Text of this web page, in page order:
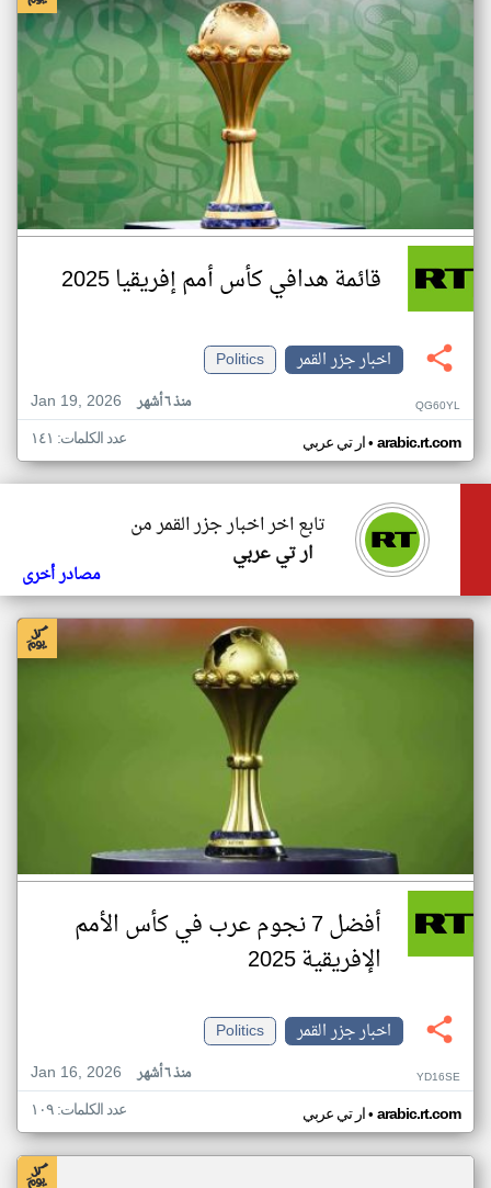
قائمة هدافي كأس أمم إفريقيا 2025
اخبار جزر القمر
Politics
Jan 19, 2026
منذ ٦ أشهر QG60YL
ار تي عربي• arabic.rt.com عدد الكلمات: ١٤١
تابع اخر اخبار جزر القمر من
ار تي عربي
مصادر أخرى
أفضل 7 نجوم عرب في كأس الأمم
الإفريقية 2025
اخبار جزر القمر
Politics
Jan 16, 2026
منذ ٦ أشهر YD16SE
ار تي عربي• arabic.rt.com عدد الكلمات: ١٠٩